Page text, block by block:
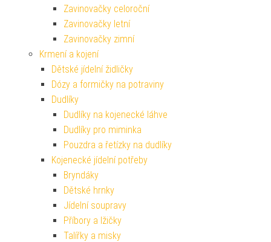
Zavinovačky celoroční
Zavinovačky letní
Zavinovačky zimní
Krmení a kojení
Dětské jídelní židličky
Dózy a formičky na potraviny
Dudlíky
Dudlíky na kojenecké láhve
Dudlíky pro miminka
Pouzdra a řetízky na dudlíky
Kojenecké jídelní potřeby
Bryndáky
Dětské hrnky
Jídelní soupravy
Příbory a lžičky
Talířky a misky